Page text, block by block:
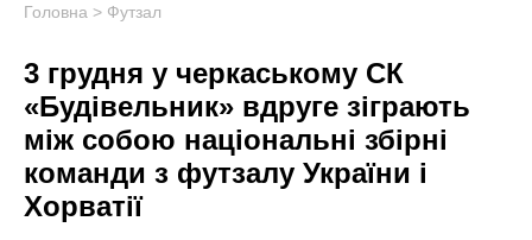
Головна > Футзал
3 грудня у черкаському СК
«Будівельник» вдруге зіграють
між собою національні збірні
команди з футзалу України і
Хорватії